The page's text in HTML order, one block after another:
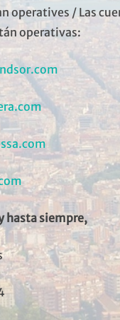
sus
operatives / Las
operativas:
hasta siempre,